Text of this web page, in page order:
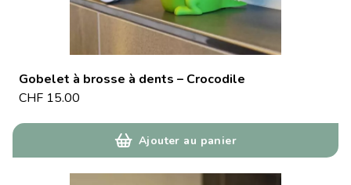
Gobelet à brosse à dents – Crocodile
CHF 15.00
Ajouter au panier